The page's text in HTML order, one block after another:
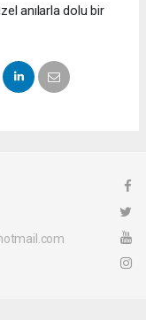
anılarla dolu bir